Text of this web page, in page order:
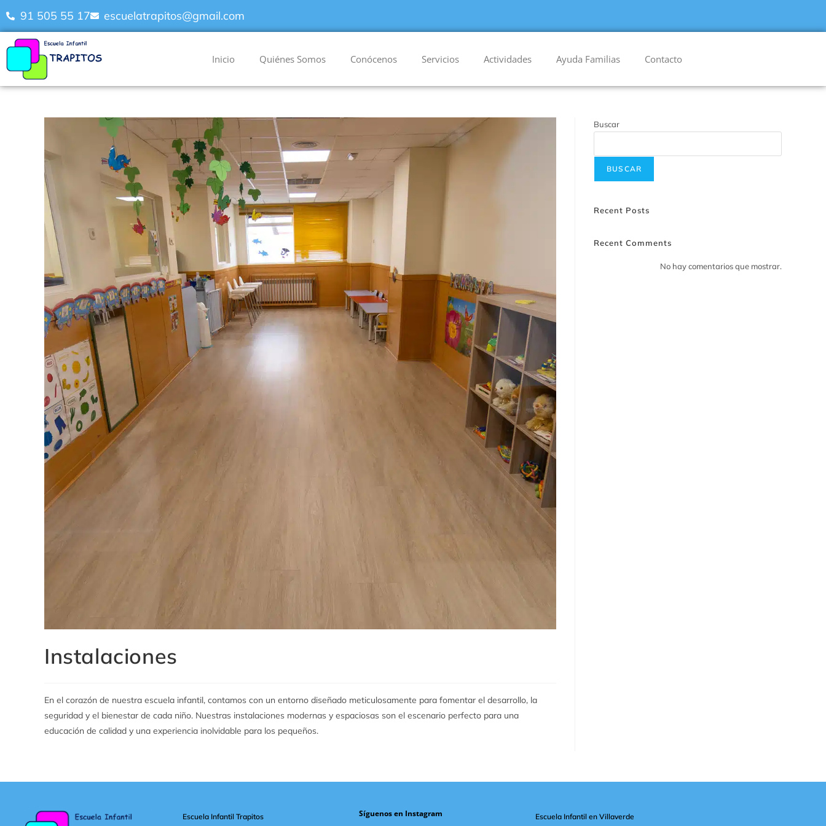
91 505 55 17 escuelatrapitos@gmail.com
Inicio Quiénes Somos Conócenos Servicios Actividades Ayuda Familias Contacto
Instalaciones
En el corazón de nuestra escuela infantil, contamos con un entorno diseñado meticulosamente para fomentar el desarrollo, la
seguridad y el bienestar de cada niño. Nuestras instalaciones modernas y espaciosas son el escenario perfecto para una
educación de calidad y una experiencia inolvidable para los pequeños.
Buscar
BUSCAR
Recent Posts
Recent Comments
No hay comentarios que mostrar.
Escuela Infantil Trapitos
Síguenos en Instagram Escuela Infantil en Villaverde